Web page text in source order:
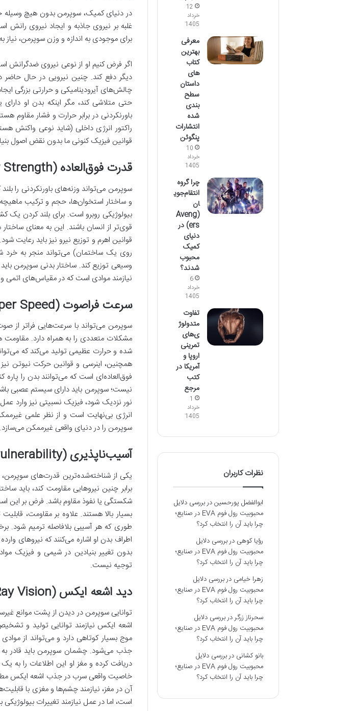
در دنیای کمیک، سوپرمن بدون هیچ وسیله
برای موجودی به اندازه و وزن سوپرمن،
اگر فرض کنیم او از نوعی نیروی ضدگرانش
دیگر دفع کند. چنین نیرویی در حال
چالش‌های آیرودینامیکی و حرارتی بزرگی
حتی متلاشی کند، مگر اینکه بدن او
باورنکردنی در برابر حرارت و فشار مقاوم
راکتور انرژی داخلی (شاید نوعی واکنش
قوانین فیزیک کنونی ما بدون نقض اصول
قدرت فوق‌العاده (Super Strength)
سوپرمن می‌تواند وزنه‌های باورنکردنی را
و ساختار استخوان‌ها، حجم و ترکیب
بیولوژیکی روبرو است. برای بلند کردن یک
قوی‌تر از انسان باشند. این به معنای
قوانین اهرم و توزیع نیرو نیز باید رعایت
روی یک ساختمان) می‌تواند منجر به خرد
وسیعی توزیع کند. ساختار بدنی سوپرمن
نیازمند موادی است که در مقیاس‌های اتمی
سرعت فراصوت (Super Speed)
سوپرمن می‌تواند با سرعت‌هایی فراتر از
مشکلات متعددی را به همراه دارد.
شده و حرارت عظیمی تولید می‌کند که
همچنین، اینرسی و قوانین حرکت نیوتن
فوق‌العاده‌ای است که می‌توانند بدن را
نیست؛ سوپرمن باید دارای سیستم عصبی
نور نزدیک شود، فیزیک نسبیتی نیز وارد
انرژی بی‌نهایت است و از نظر علمی
سوپرمن را در دنیای واقعی غیرممکن می‌سازد.
آسیب‌ناپذیری (Invulnerability)
یکی از شناخته‌شده‌ترین قدرت‌های سوپرمن،
برابر چنین نیروهایی مقاومت کند، باید
شکستگی یا نفوذ مقاوم باشد. فرض بر این
طوری که هر آسیبی بلافاصله ترمیم شود.
اطراف بدن او اشاره می‌کنند که نیروهای
بدون تغییر بنیادین در شیمی و فیزیک
توجیه نیست.
دید اشعه ایکس (X-Ray Vision)
توانایی سوپرمن در دیدن از پشت موانع
اشعه ایکس نیازمند توانایی تولید و
موج بسیار کوتاهی دارد و می‌تواند از
جذب می‌شود. چشمان سوپرمن باید قادر به
دریافت کرده و مغز او این اطلاعات را
خاصیت واقعی سرب در جذب اشعه ایکس
آن در مغز، نیازمند چشم‌ها و مغزی با
است، اما در عمل نیازمند تغییرات
12
خرداد
1405
معرفی
بهترین
کتاب
های
داستان
سطح
بندی
شده
انتشارات
پنگوئن
10
خرداد
1405
چرا گروه
انتقام‌جوی
ان
(Aveng
ers) در
دنیای
کمیک
محبوب
شدند؟
6
خرداد
1405
تفاوت
متدولوژ
ی‌های
تمرینی
اروپا و
آمریکا در
کتب
مرجع
1
خرداد
1405
نظرات کاربران
ابوالفضل پورحسیندربررسی دلایل
محبوبیت رول فوم EVA در صنایع؛
چرا باید آن را انتخاب کرد؟
رؤیا کوهی دربررسی دلایل
محبوبیت رول فوم EVA در صنایع؛
چرا باید آن را انتخاب کرد؟
زهرا خیامی دربررسی دلایل
محبوبیت رول فوم EVA در صنایع؛
چرا باید آن را انتخاب کرد؟
سحرناز زرگردربررسی دلایل
محبوبیت رول فوم EVA در صنایع؛
چرا باید آن را انتخاب کرد؟
بانو کشانی دربررسی دلایل
محبوبیت رول فوم EVA در صنایع؛
چرا باید آن را انتخاب کرد؟